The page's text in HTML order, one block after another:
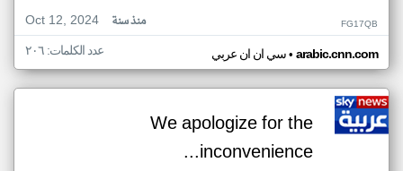
Oct 12, 2024
منذ سنة FG17QB
سي ان ان عربي• arabic.cnn.com عدد الكلمات: ٢٠٦
We apologize for the
inconvenience...